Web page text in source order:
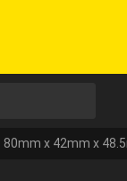
80mm x 42mm x